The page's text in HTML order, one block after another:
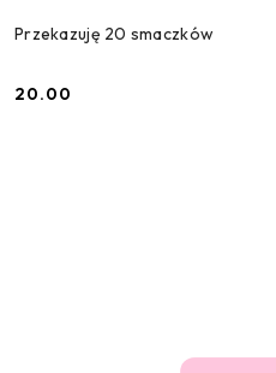
Przekazuję 20 smaczków
Cena:
20.00